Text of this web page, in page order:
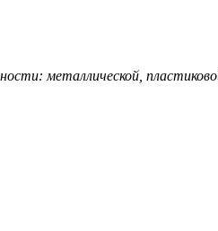
металлической,